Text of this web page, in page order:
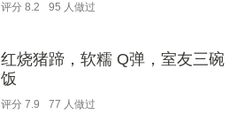
评分 8.2 95 人做过
红烧猪蹄，软糯 Q弹，室友三碗
饭
评分 7.9 77 人做过